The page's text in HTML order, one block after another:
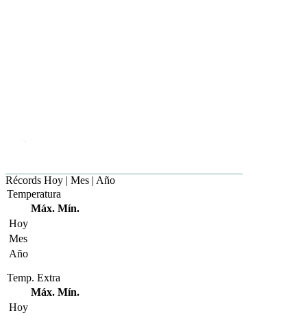
Récords Hoy | Mes | Año
Temperatura
Máx. Mín.
Hoy
Mes
Año
Temp. Extra
Máx. Mín.
Hoy